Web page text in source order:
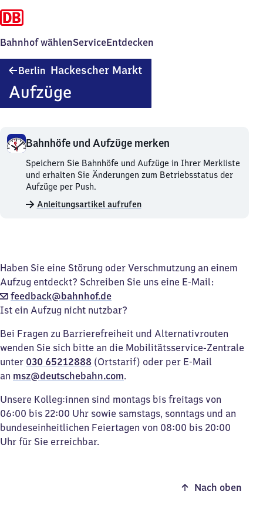
Bahnhof wählenServiceEntdecken
Berlin Hackescher Markt
Aufzüge
Bahnhöfe und Aufzüge merken
Bahnhöfe
und
Aufzüge
merken.
Speichern Sie Bahnhöfe und Aufzüge in Ihrer Merkliste
und erhalten Sie Änderungen zum Betriebsstatus der
Aufzüge per Push.
Anleitungsartikel aufrufen
Haben Sie eine Störung oder Verschmutzung an einem
Aufzug entdeckt? Schreiben Sie uns eine E-Mail:
feedback@bahnhof.de
Ist ein Aufzug nicht nutzbar?
Bei Fragen zu Barrierefreiheit und Alternativrouten
wenden Sie sich bitte an die Mobilitätsservice-Zentrale
unter 030 65212888 (Ortstarif) oder per E-Mail
an msz@deutschebahn.com.
Unsere Kolleg:innen sind montags bis freitags von
06:00 bis 22:00 Uhr sowie samstags, sonntags und an
bundeseinheitlichen Feiertagen von 08:00 bis 20:00
Uhr für Sie erreichbar.
Nach oben